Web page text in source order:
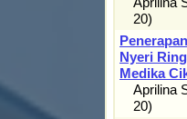
20)
Nyeri
Medika
Aprilina
20)